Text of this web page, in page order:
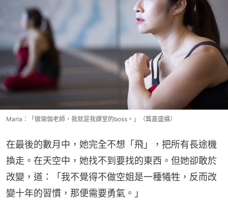
Maria：「做瑜伽老師，我就是我課堂的boss。」（龔嘉盛攝）
在最後的數月中，她完全不想「飛」，把所有長途機
換走。在天空中，她找不到要找的東西。但她卻敢於
改變，道：「我不覺得不做空姐是一種犧牲，反而改
變十年的習慣，那便需要勇氣。」